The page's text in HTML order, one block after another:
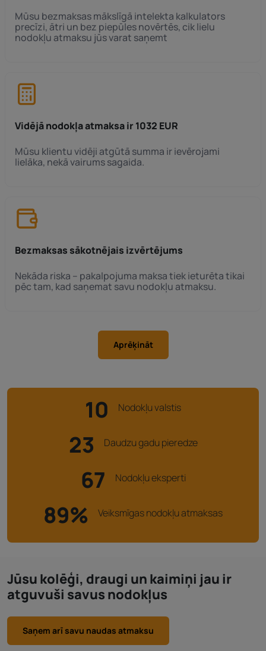
Mūsu bezmaksas mākslīgā intelekta kalkulators
precīzi, ātri un bez piepūles novērtēs, cik lielu
nodokļu atmaksu jūs varat saņemt
Vidējā nodokļa atmaksa ir 1032 EUR
Mūsu klientu vidēji atgūtā summa ir ievērojami
lielāka, nekā vairums sagaida.
Bezmaksas sākotnējais izvērtējums
Nekāda riska – pakalpojuma maksa tiek ieturēta tikai
pēc tam, kad saņemat savu nodokļu atmaksu.
Aprēķināt
10 Nodokļu valstis
23 Daudzu gadu pieredze
67 Nodokļu eksperti
89% Veiksmīgas nodokļu atmaksas
Jūsu kolēģi, draugi un kaimiņi jau ir
atguvuši savus nodokļus
Saņem arī savu naudas atmaksu